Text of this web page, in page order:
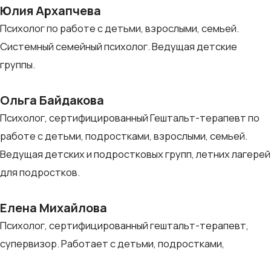
Юлия Архапчева
Психолог по работе с детьми, взрослыми, семьей.
Системный семейный психолог. Ведущая детские
группы.
Ольга Байдакова
Психолог, сертифицированный Гештальт-терапевт по
работе с детьми, подростками, взрослыми, семьей.
Ведущая детских и подростковых групп, летних лагерей
для подростков.
Елена Михайлова
Психолог, сертифицированный гештальт-терапевт,
супервизор. Работает с детьми, подростками,